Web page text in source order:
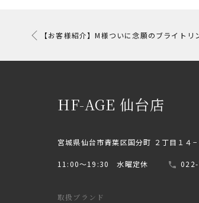
【お客様紹介】M様ついに念願のブライトリ
HF-AGE 仙台店
宮城県仙台市青葉区国分町 ２丁目１４
11:00〜19:30 水曜定休
取扱ブランド